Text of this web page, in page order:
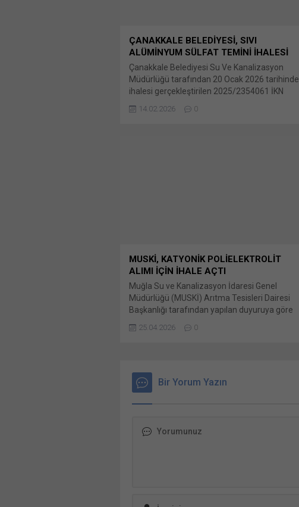
ÇANAKKALE BELEDİYESİ, SIVI
ALÜMİNYUM SÜLFAT TEMİNİ İHALESİ
Çanakkale Belediyesi Su Ve Kanalizasyon
Müdürlüğü tarafından 20 Ocak 2026 tarihinde
ihalesi gerçekleştirilen 2025/2354061 İKN
İçme Suyu Arıtma Tesisi Sıvı Bunu paylaş: X'te
14.02.2026 0
MUSKİ, KATYONİK POLİELEKTROLİT
ALIMI İÇİN İHALE AÇTI
Muğla Su ve Kanalizasyon İdaresi Genel
Müdürlüğü (MUSKİ) Arıtma Tesisleri Dairesi
Başkanlığı tarafından yapılan duyuruya göre
100.000 kg Katyonik Polielektrolit Bunu paylaş:
WhatsApp'ta paylaşmak için tıklayın (Yeni
pencerede açılır) WhatsApp Facebook'ta
paylaşmak için tıklayın (Yeni...
25.04.2026 0
Bir Yorum Yazın